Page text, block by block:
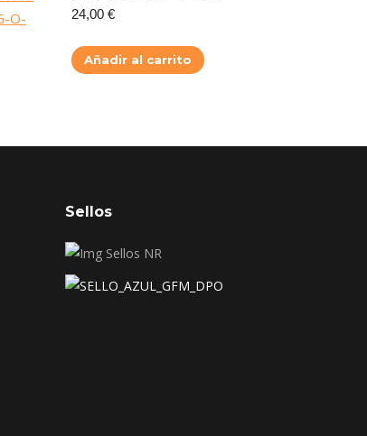
24,00 €
Añadir al carrito
Sellos